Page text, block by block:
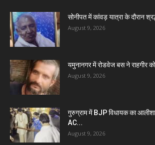
सोनीपत में कांवड़ यात्रा के दौरान
August 9, 2026
यमुनानगर में रोडवेज बस ने राहगीर
August 9, 2026
गुरुग्राम में BJP विधायक का
AC...
August 9, 2026